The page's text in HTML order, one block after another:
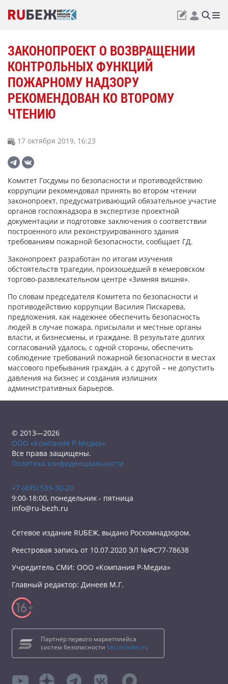
ЗАКОНОПРОЕКТ О ВОЗВРАЩЕНИИ
КОНТРОЛЬНЫХ ФУНКЦИЙ
ПОЖАРНОМУ НАДЗОРУ
РЕКОМЕНДОВАН КО ВТОРОМУ
ЧТЕНИЮ
17 октября 2019, 16:23
Комитет Госдумы по безопасности и противодействию
коррупции рекомендовал принять во втором чтении
законопроект, предусматривающий обязательное участие
органов госпожнадзора в экспертизе проектной
документации и подготовке заключения о соответствии
построенного или реконструированного здания
требованиям пожарной безопасности, сообщает ГД.
Законопроект разработан по итогам изучения
обстоятельств трагедии, произошедшей в кемеровском
торгово-развлекательном центре «Зимняя вишня».
По словам председателя Комитета по безопасности и
противодействию коррупции Василия Пискарева,
предложения, как надежнее обеспечить безопасность
людей в случае пожара, присылали и местные органы
власти, и бизнесмены, и граждане. В результате долгих
согласований удалось, с одной стороны, обеспечить
соблюдение требований пожарной безопасности в местах
массового пребывания граждан, а с другой – не допустить
давления на бизнес и создания излишних
административных барьеров.
© 2013—2026
ООО «Компания Р-Медиа»
Все права защищены.
Политика конфиденциальности
+7 (495) 539-30-20
9:00-18:00, понедельник - пятница
info@ru-bezh.ru
Сетевое издание RUБЕЖ, выдано Роскомнадзором.
Реестровая запись от 10.07.2020 ЭЛ №ФС77-78638
Учредитель СМИ: ООО «Компания Р-Медиа»
Главный редактор: Динеев М.Г.
Партнёр первого маркетплейса
систем безопасности secumarket.ru